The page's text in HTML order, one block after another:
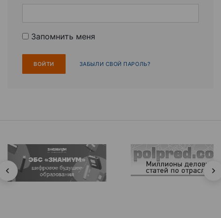
Запомнить меня
ЗАБЫЛИ СВОЙ ПАРОЛЬ?